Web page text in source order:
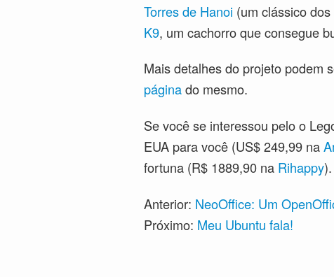
Torres de Hanoi (um clássico
K9, um cachorro que consegue
Mais detalhes do projeto podem
páginado mesmo.
Se você se interessou pelo o
EUA para você (US$ 249,99 na
fortuna (R$ 1889,90 na Rihappy).
Anterior: NeoOffice: Um
Próximo: Meu Ubuntu fala!